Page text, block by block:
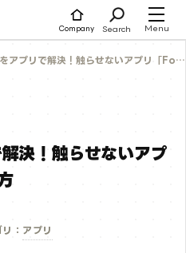
Company Search Menu
プリで解決！触らせないアプリ「Forest」の使い方
決！触らせないアプ
： アプリ